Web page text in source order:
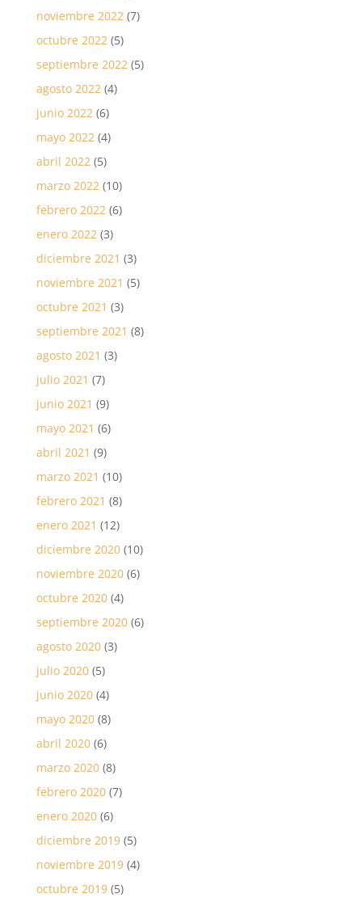
noviembre 2022(7)
octubre 2022(5)
septiembre 2022(5)
agosto 2022(4)
junio 2022(6)
mayo 2022(4)
abril 2022(5)
marzo 2022(10)
febrero 2022(6)
enero 2022(3)
diciembre 2021 (3)
noviembre 2021 (5)
octubre 2021 (3)
septiembre 2021 (8)
agosto 2021 (3)
julio 2021 (7)
junio 2021 (9)
mayo 2021 (6)
abril 2021 (9)
marzo 2021 (10)
febrero 2021 (8)
enero 2021 (12)
diciembre 2020(10)
noviembre 2020(6)
octubre 2020(4)
septiembre 2020(6)
agosto 2020(3)
julio 2020(5)
junio 2020(4)
mayo 2020(8)
abril 2020(6)
marzo 2020(8)
febrero 2020(7)
enero 2020(6)
diciembre 2019(5)
noviembre 2019(4)
octubre 2019(5)